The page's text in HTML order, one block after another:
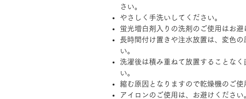
さい。
やさしく手洗いしてください。
蛍光増白剤入りの洗剤のご使用はお避
長時間付け置きや注水放置は、変色
い。
洗濯後は積み重ねて放置することな
い。
縮む原因となりますので乾燥機のご使
アイロンのご使用は、お避けください